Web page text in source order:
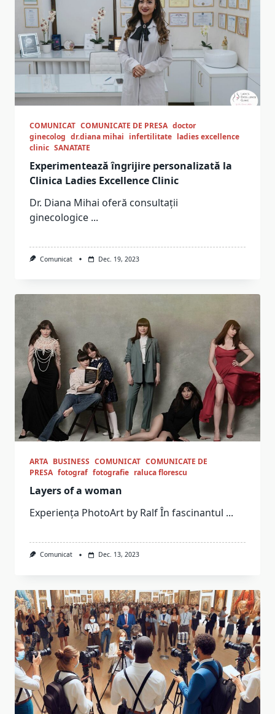
COMUNICAT COMUNICATE DE PRESA doctor
ginecolog dr.diana mihai infertilitate ladies excellence
clinic SANATATE
Experimentează îngrijire personalizată la
Clinica Ladies Excellence Clinic
Dr. Diana Mihai oferă consultații
ginecologice ...
Comunicat Dec. 19, 2023
ARTA BUSINESS COMUNICAT COMUNICATE DE
PRESA fotograf fotografie raluca florescu
Layers of a woman
Experiența PhotoArt by Ralf În fascinantul ...
Comunicat Dec. 13, 2023